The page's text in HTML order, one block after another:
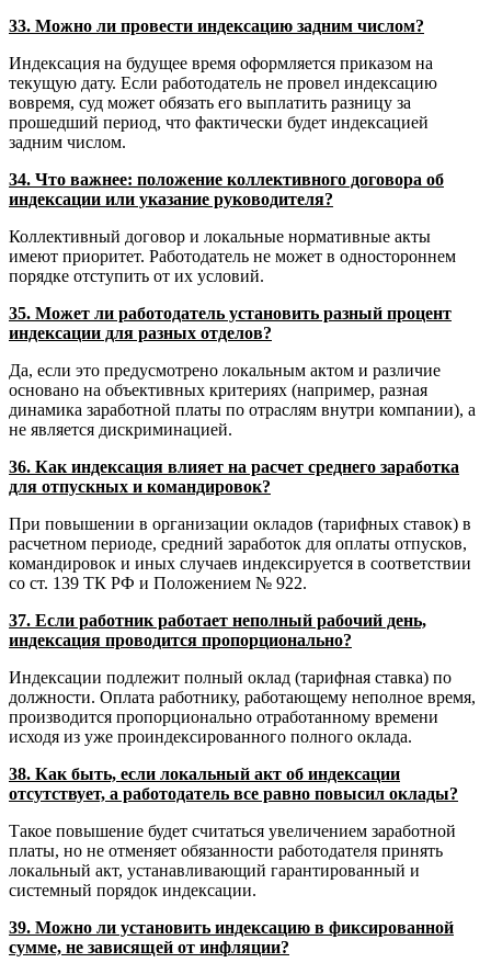
33. Можно ли провести индексацию задним числом?
Индексация на будущее время оформляется приказом на
текущую дату. Если работодатель не провел индексацию
вовремя, суд может обязать его выплатить разницу за
прошедший период, что фактически будет индексацией
задним числом.
34. Что важнее: положение коллективного договора об
индексации или указание руководителя?
Коллективный договор и локальные нормативные акты
имеют приоритет. Работодатель не может в одностороннем
порядке отступить от их условий.
35. Может ли работодатель установить разный процент
индексации для разных отделов?
Да, если это предусмотрено локальным актом и различие
основано на объективных критериях (например, разная
динамика заработной платы по отраслям внутри компании), а
не является дискриминацией.
36. Как индексация влияет на расчет среднего заработка
для отпускных и командировок?
При повышении в организации окладов (тарифных ставок) в
расчетном периоде, средний заработок для оплаты отпусков,
командировок и иных случаев индексируется в соответствии
со ст. 139 ТК РФ и Положением № 922.
37. Если работник работает неполный рабочий день,
индексация проводится пропорционально?
Индексации подлежит полный оклад (тарифная ставка) по
должности. Оплата работнику, работающему неполное время,
производится пропорционально отработанному времени
исходя из уже проиндексированного полного оклада.
38. Как быть, если локальный акт об индексации
отсутствует, а работодатель все равно повысил оклады?
Такое повышение будет считаться увеличением заработной
платы, но не отменяет обязанности работодателя принять
локальный акт, устанавливающий гарантированный и
системный порядок индексации.
39. Можно ли установить индексацию в фиксированной
сумме, не зависящей от инфляции?